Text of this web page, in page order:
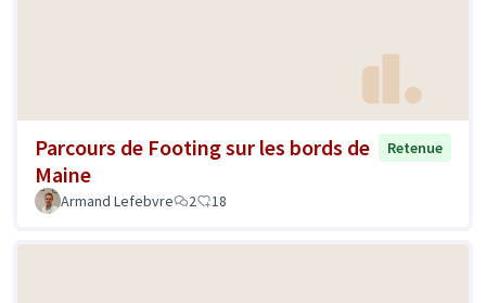
Parcours de Footing sur les bords de
Maine
Retenue
Armand Lefebvre 2 18